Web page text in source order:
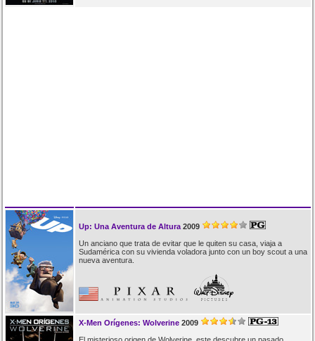
Up: Una Aventura de Altura 2009
Un anciano que trata de evitar que le quiten su casa, viaja a
Sudamérica con su vivienda voladora junto con un boy scout a una
nueva aventura.
X-Men Orígenes: Wolverine 2009